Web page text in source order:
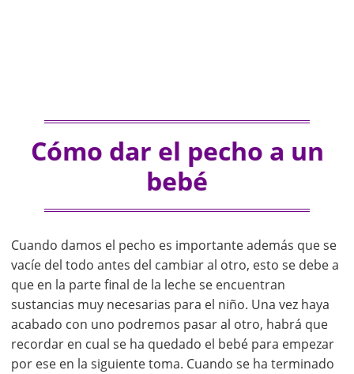
Cómo dar el pecho a un
bebé
Cuando damos el pecho es importante además que se
vacíe del todo antes del cambiar al otro, esto se debe a
que en la parte final de la leche se encuentran
sustancias muy necesarias para el niño. Una vez haya
acabado con uno podremos pasar al otro, habrá que
recordar en cual se ha quedado el bebé para empezar
por ese en la siguiente toma. Cuando se ha terminado